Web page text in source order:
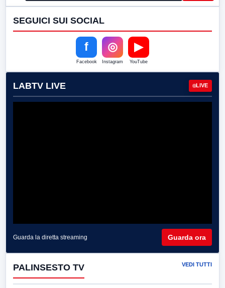
SEGUICI SUI SOCIAL
f
Facebook
◎
Instagram
▶
YouTube
LABTV LIVE LIVE
Guarda la diretta streaming Guarda ora
PALINSESTO TV VEDI TUTTI